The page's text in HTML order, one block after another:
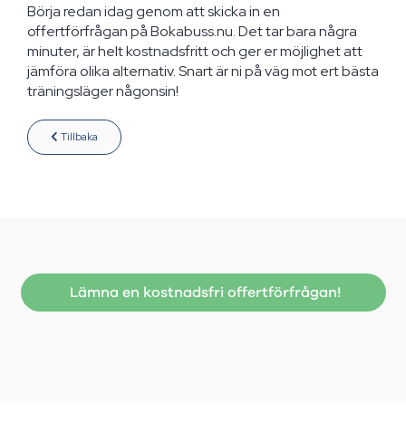
Börja redan idag genom att skicka in en
offertförfrågan på Bokabuss.nu. Det tar bara några
minuter, är helt kostnadsfritt och ger er möjlighet att
jämföra olika alternativ. Snart är ni på väg mot ert bästa
träningsläger någonsin!
Tillbaka
Lämna en kostnadsfri offertförfrågan!